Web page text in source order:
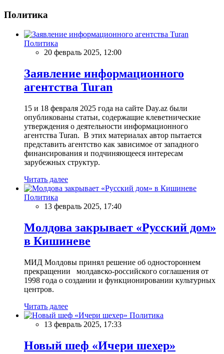
Политика
Политика
20 февраль 2025, 12:00
Заявление информационного
агентства Turan
15 и 18 февраля 2025 года на сайте Day.az были
опубликованы статьи, содержащие клеветнические
утверждения о деятельности информационного
агентства Turan. В этих материалах автор пытается
представить агентство как зависимое от западного
финансирования и подчиняющееся интересам
зарубежных структур.
Читать далее
Политика
13 февраль 2025, 17:40
Молдова закрывает «Русский дом»
в Кишиневе
МИД Молдовы принял решение об одностороннем
прекращении молдавско-российского соглашения от
1998 года о создании и функционировании культурных
центров.
Читать далее
Политика
13 февраль 2025, 17:33
Новый шеф «Ичери шехер»